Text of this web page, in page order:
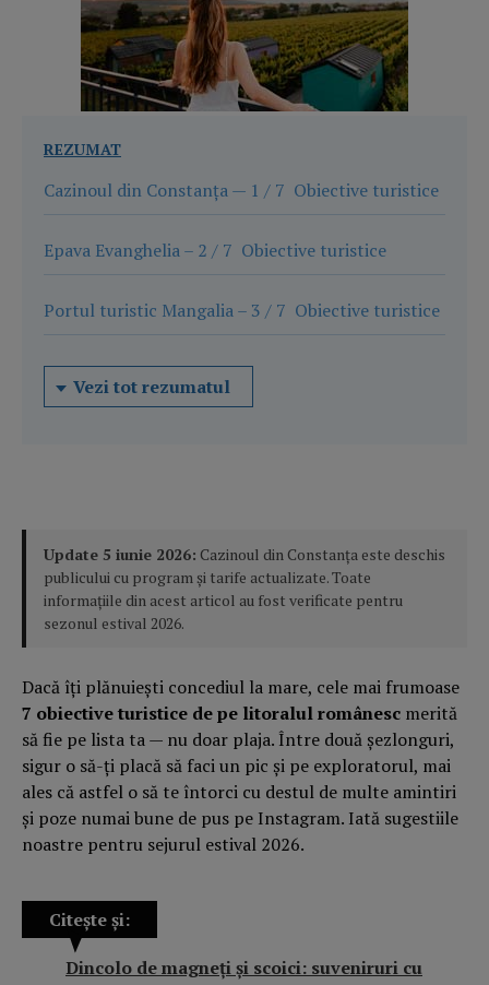
REZUMAT
Cazinoul din Constanța — 1 / 7 Obiective turistice
Epava Evanghelia – 2 / 7 Obiective turistice
Portul turistic Mangalia – 3 / 7 Obiective turistice
Vezi tot rezumatul
Update 5 iunie 2026: Cazinoul din Constanța este deschis
publicului cu program și tarife actualizate. Toate
informațiile din acest articol au fost verificate pentru
sezonul estival 2026.
Dacă îți plănuiești concediul la mare, cele mai frumoase
7 obiective turistice de pe litoralul românesc merită
să fie pe lista ta — nu doar plaja. Între două șezlonguri,
sigur o să-ți placă să faci un pic și pe exploratorul, mai
ales că astfel o să te întorci cu destul de multe amintiri
și poze numai bune de pus pe Instagram. Iată sugestiile
noastre pentru sejurul estival 2026.
Citește și:
Dincolo de magneți și scoici: suveniruri cu